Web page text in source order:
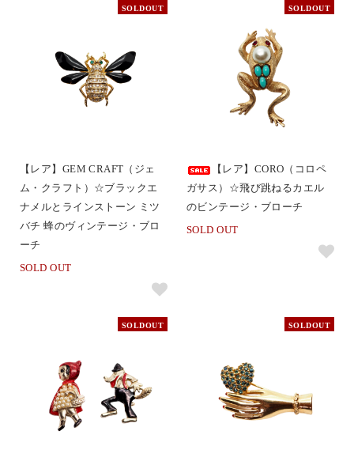
SOLDOUT
【レア】GEM CRAFT（ジェ
ム・クラフト）☆ブラックエ
ナメルとラインストーン ミツ
バチ 蜂のヴィンテージ・ブロ
ーチ
SOLD OUT
SOLDOUT
【レア】CORO（コロペ
ガサス）☆飛び跳ねるカエル
のビンテージ・ブローチ
SOLD OUT
SOLDOUT SOLDOUT